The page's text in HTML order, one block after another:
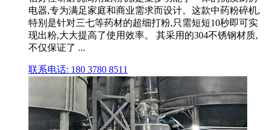
电器,专为满足家庭和商业需求而设计。这款中药粉碎机,
特别是针对三七等药材的超细打粉,只需短短10秒即可实
现出粉,大大提高了使用效率。 其采用的304不锈钢材质,
不仅保证了 ...
联系电话: 180 3780 8511